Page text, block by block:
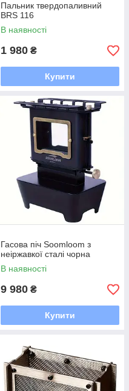
Пальник твердопаливний
BRS 116
В наявності
1 980 ₴
Купити
Гасова піч Soomloom з
неіржавкої сталі чорна
В наявності
9 980 ₴
Купити